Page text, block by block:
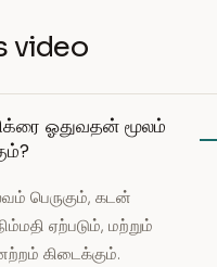
video
ஓதுவதன் மூலம்
பெருகும், கடன்
ஏற்படும், மற்றும்
கிடைக்கும்.